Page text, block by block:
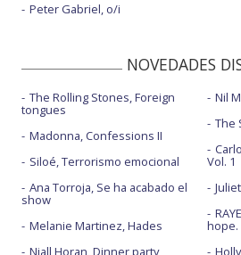
Peter Gabriel, o/i
NOVEDADES
The Rolling Stones, Foreign
tongues
Madonna, Confessions II
Siloé, Terrorismo emocional
Ana Torroja, Se ha acabado el
show
Melanie Martinez, Hades
Niall Horan, Dinner party
Nil
The
Vol. 1
hope.